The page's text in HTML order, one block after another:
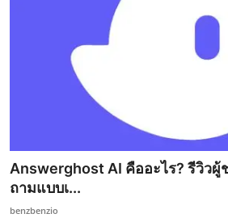
ThaiGPT Builder
คอร์สเรียน ChatGPT
Answerghost AI คืออะไร? รีวิว
ถามแบบเ...
benzbenzio